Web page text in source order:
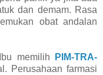
dan demam. Rasa
obat andalan
memilih
PIM-TRA-
Perusahaan farmasi